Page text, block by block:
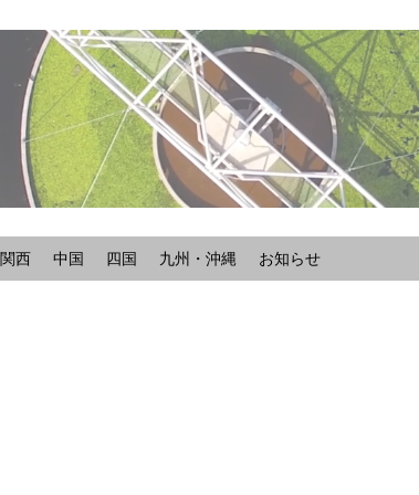
関西 中国 四国 九州・沖縄 お知らせ